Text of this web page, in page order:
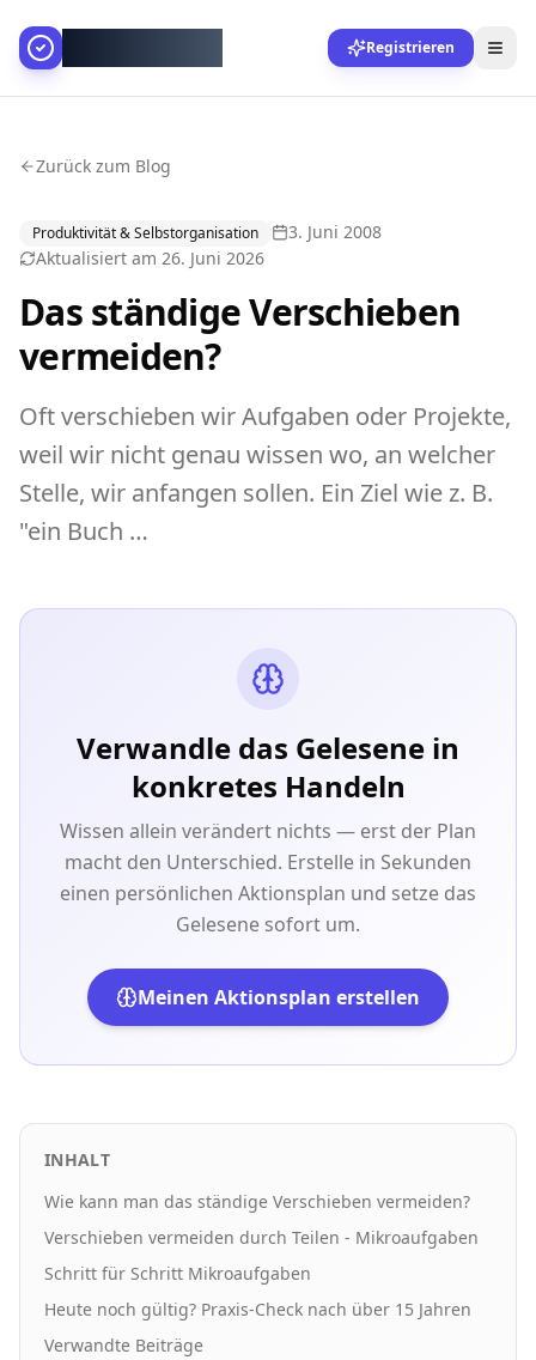
Registrieren
Zurück zum Blog
Produktivität & Selbstorganisation
3. Juni 2008
Aktualisiert am 26. Juni 2026
Das ständige Verschieben
vermeiden?
Oft verschieben wir Aufgaben oder Projekte,
weil wir nicht genau wissen wo, an welcher
Stelle, wir anfangen sollen. Ein Ziel wie z. B.
"ein Buch …
Verwandle das Gelesene in
konkretes Handeln
Wissen allein verändert nichts — erst der Plan
macht den Unterschied. Erstelle in Sekunden
einen persönlichen Aktionsplan und setze das
Gelesene sofort um.
Meinen Aktionsplan erstellen
INHALT
Wie kann man das ständige Verschieben vermeiden?
Verschieben vermeiden durch Teilen - Mikroaufgaben
Schritt für Schritt Mikroaufgaben
Heute noch gültig? Praxis-Check nach über 15 Jahren
Verwandte Beiträge